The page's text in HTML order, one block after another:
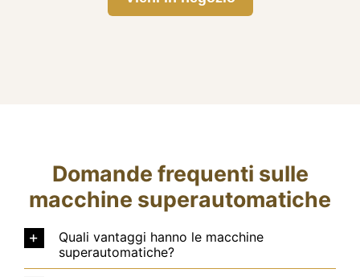
Domande frequenti sulle
macchine superautomatiche
Quali vantaggi hanno le macchine
superautomatiche?